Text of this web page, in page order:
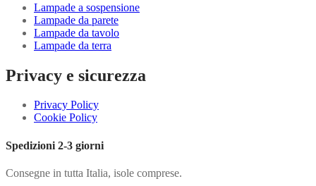
Lampade a sospensione
Lampade da parete
Lampade da tavolo
Lampade da terra
Privacy e sicurezza
Privacy Policy
Cookie Policy
Spedizioni 2-3 giorni
Consegne in tutta Italia, isole comprese.